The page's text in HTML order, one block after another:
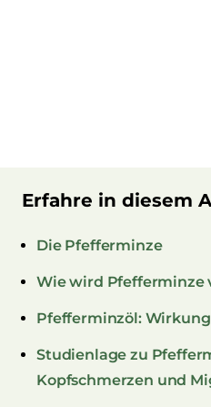
Erfahre in diesem
Die Pfefferminze
Wie wird Pfefferminze
Pfefferminzöl: Wirkung
Studienlage zu
Kopfschmerzen und